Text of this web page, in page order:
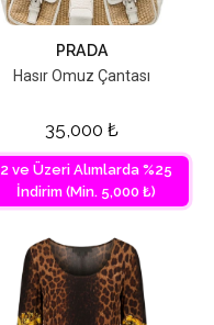
PRADA
Hasır Omuz Çantası
35,000 ₺
2 ve Üzeri Alımlarda %25
İndirim (Min. 5,000 ₺)